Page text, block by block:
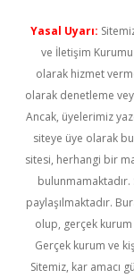
Yasal Uyarı:
ve İletişim Kurumu
olarak hizmet
olarak denetleme
Ancak, üyelerimiz
siteye üye olarak
sitesi, herhangi bir
bulunmamaktadır.
paylaşılmaktadır.
olup, gerçek kurum
Gerçek kurum ve
Sitemiz, kar amacı